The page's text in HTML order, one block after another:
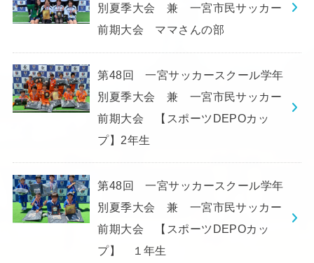
別夏季大会 兼 一宮市民サッカー
前期大会 ママさんの部
第48回 一宮サッカースクール学年
別夏季大会 兼 一宮市民サッカー
前期大会 【スポーツDEPOカッ
プ】2年生
第48回 一宮サッカースクール学年
別夏季大会 兼 一宮市民サッカー
前期大会 【スポーツDEPOカッ
プ】 １年生